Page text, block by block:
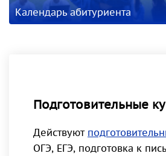
Календарь абитуриента
Подготовительные
Действуют
ОГЭ, ЕГЭ, подготовка к